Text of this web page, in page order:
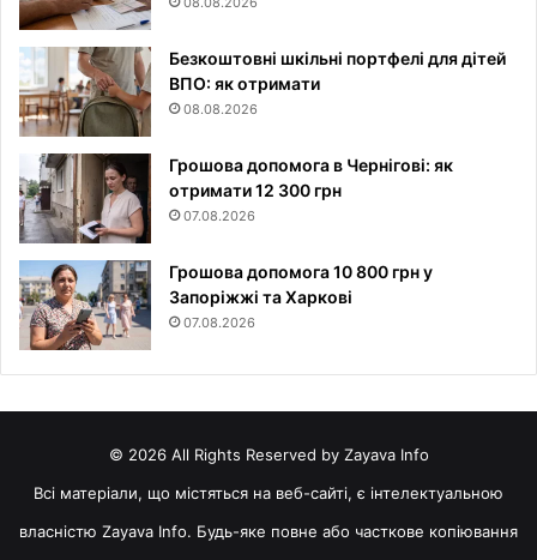
Безкоштовні шкільні портфелі для дітей
ВПО: як отримати
08.08.2026
Грошова допомога в Чернігові: як
отримати 12 300 грн
07.08.2026
Грошова допомога 10 800 грн у
Запоріжжі та Харкові
07.08.2026
© 2026 All Rights Reserved by Zayava Info
Всі матеріали, що містяться на веб-сайті, є інтелектуальною
власністю Zayava Info. Будь-яке повне або часткове копіювання